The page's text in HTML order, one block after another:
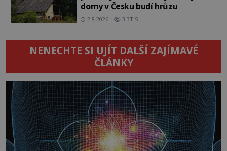
domy v Česku budí hrůzu
2.8.2026 3.3TIS
NENECHTE SI UJÍT DALŠÍ ZAJÍMAVÉ
ČLÁNKY